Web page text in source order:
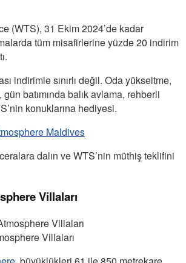
(WTS), 31 Ekim 2024’de kadar
tüm misafirlerine yüzde 20 indirim
indirimle sınırlı değil. Oda yükseltme,
batımında balık avlama, rehberli
konuklarına hediyesi.
Maldives
dalın ve WTS’nin müthiş teklifini
Villaları
Villaları